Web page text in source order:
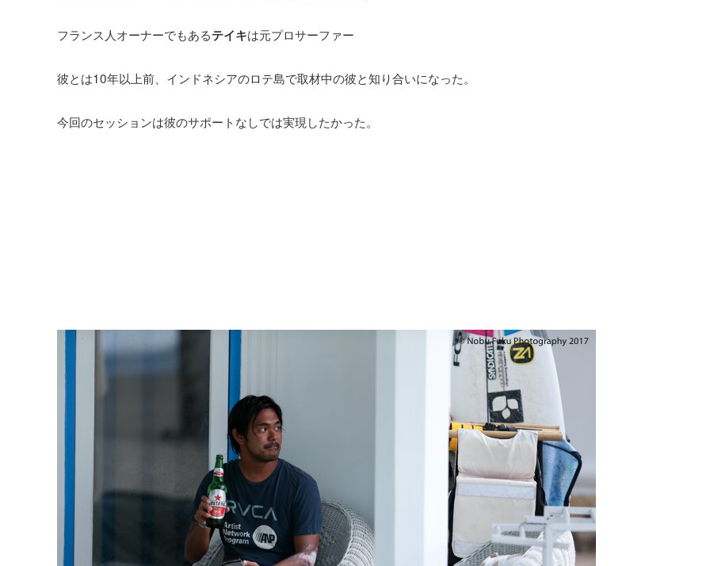
フランス人オーナーでもあるテイキは元プロサーファー
彼とは10年以上前、インドネシアのロテ島で取材中の彼と知り合いになった。
今回のセッションは彼のサポートなしでは実現したかった。